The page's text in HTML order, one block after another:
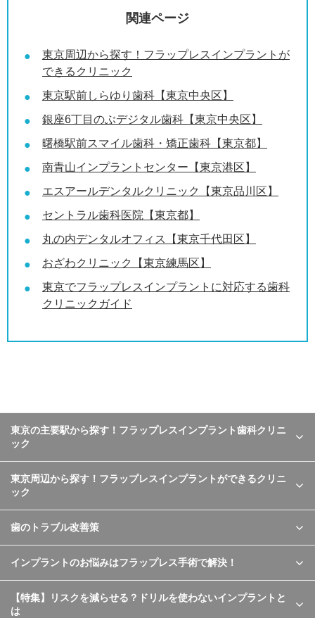
関連ページ
東京周辺から探す！フラップレスインプラントが
できるクリニック
東京駅前しらゆり歯科【東京中央区】
銀座6丁目のぶデジタル歯科【東京中央区】
曙橋駅前スマイル歯科・矯正歯科【東京都】
南青山インプラントセンター【東京港区】
エスアールデンタルクリニック【東京品川区】
セントラル歯科医院【東京都】
丸の内デンタルオフィス【東京千代田区】
おざわクリニック【東京練馬区】
東京でフラップレスインプラントに対応する歯科
クリニックガイド
東京の主要駅から探す！フラップレスインプラント歯科クリニ
ック
東京周辺から探す！フラップレスインプラントができるクリニ
ック
歯のトラブル改善策
インプラントのお悩みはフラップレス手術で解決！
【特集】リスクを減らせる？ドリルを使わないインプラントと
は